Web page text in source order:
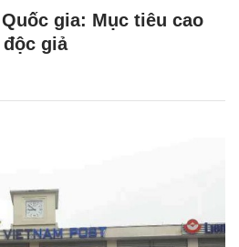
gia: Mục tiêu cao
giả